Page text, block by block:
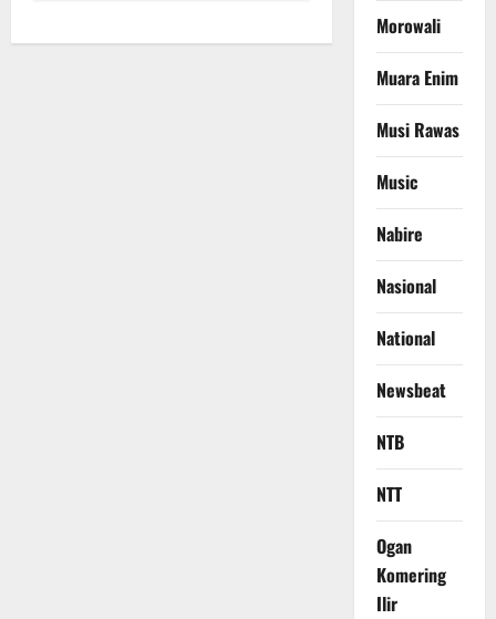
Morowali
Muara Enim
Musi Rawas
Music
Nabire
Nasional
National
Newsbeat
NTB
NTT
Ogan
Komering
Ilir